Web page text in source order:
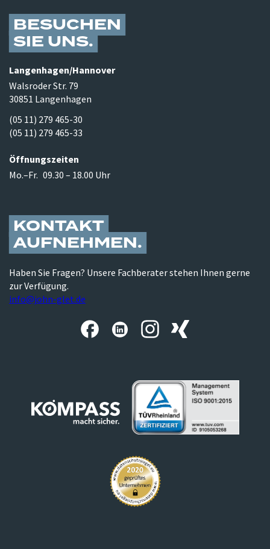
BESUCHEN
SIE UNS
Langenhagen/​Hannover
Walsroder Str. 79
30851 Langenhagen
(05 11) 279 465-30
(05 11) 279 465-33
Öffnungszeiten
Mo.–Fr. 09.30 – 18.00 Uhr
KONTAKT
AUFNEHMEN
Haben Sie Fragen? Unsere Fachberater stehen Ihnen gerne
zur Verfügung.
info@john-glet.de